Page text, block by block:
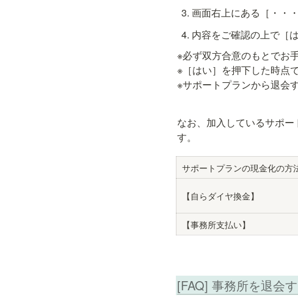
画面右上にある［・・
内容をご確認の上で［は
※必ず双方合意のもとでお
※［はい］を押下した時点
※サポートプランから退会
なお、加入しているサポ
す。
サポートプランの現金化の方
【自らダイヤ換金】
【事務所支払い】
[FAQ] 事務所を退会